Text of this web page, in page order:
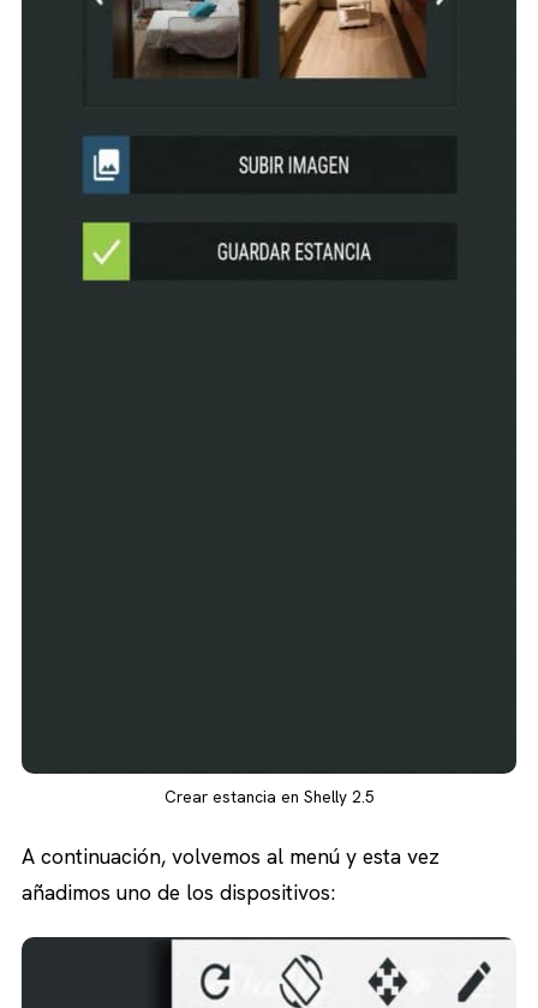
Crear estancia en Shelly 2.5
A continuación, volvemos al menú y esta vez
añadimos uno de los dispositivos: